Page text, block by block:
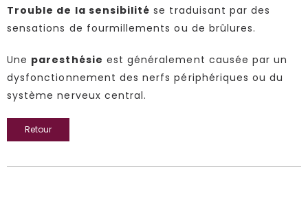
Trouble de la sensibilité se traduisant par des
sensations de fourmillements ou de brûlures.
Une paresthésie est généralement causée par un
dysfonctionnement des nerfs périphériques ou du
système nerveux central.
Retour